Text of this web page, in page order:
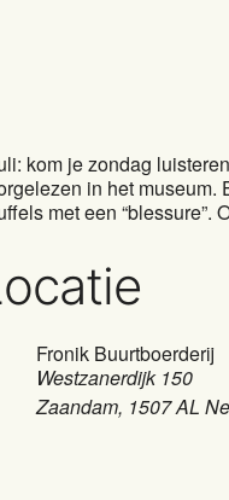
kom je zondag
in het museum.
met een “blessure”.
Fronik Buurtboerderij
Westzanerdijk 150
Zaandam, 1507 AL